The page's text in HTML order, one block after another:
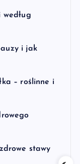
według
i jak
– roślinne i
stawy